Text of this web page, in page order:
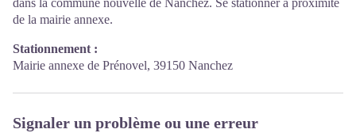
dans la commune nouvelle de Nanchez. Se stationner à proximité
de la mairie annexe.
Stationnement :
Mairie annexe de Prénovel, 39150 Nanchez
Signaler un problème ou une erreur